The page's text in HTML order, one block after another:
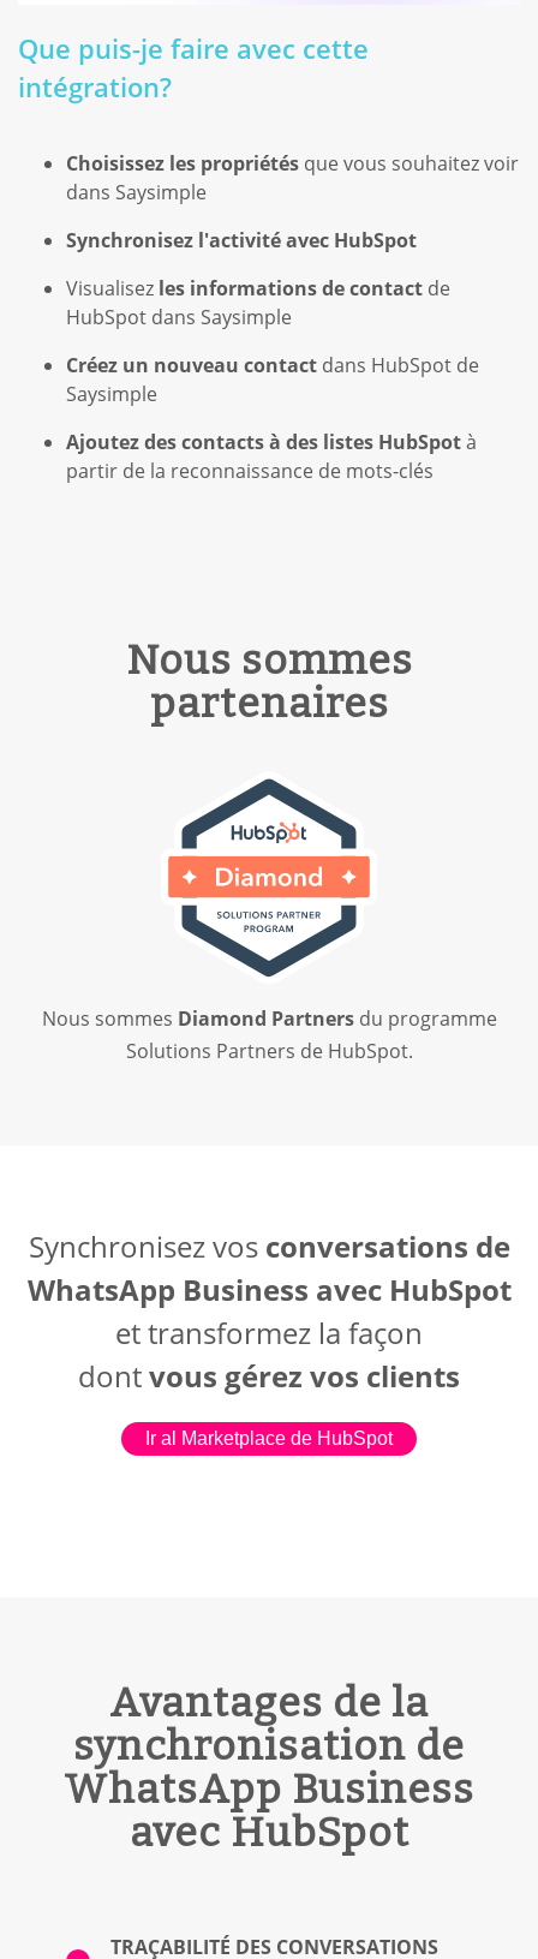
Que puis-je faire avec cette
intégration?
Choisissez les propriétés que vous souhaitez voir
dans Saysimple
Synchronisez l'activité avec HubSpot
Visualisez les informations de contact de
HubSpot dans Saysimple
Créez un nouveau contact dans HubSpot de
Saysimple
Ajoutez des contacts à des listes HubSpotà
partir de la reconnaissance de mots-clés
Nous sommes
partenaires
Nous sommes Diamond Partnersdu programme
Solutions Partners de HubSpot.
Synchronisez vos conversations de
WhatsApp Business avec HubSpot
et transformez la façon
dontvous gérez vos clients
Ir al Marketplace de HubSpot
Avantages de la
synchronisation de
WhatsApp Business
avec HubSpot
TRAÇABILITÉ DES CONVERSATIONS